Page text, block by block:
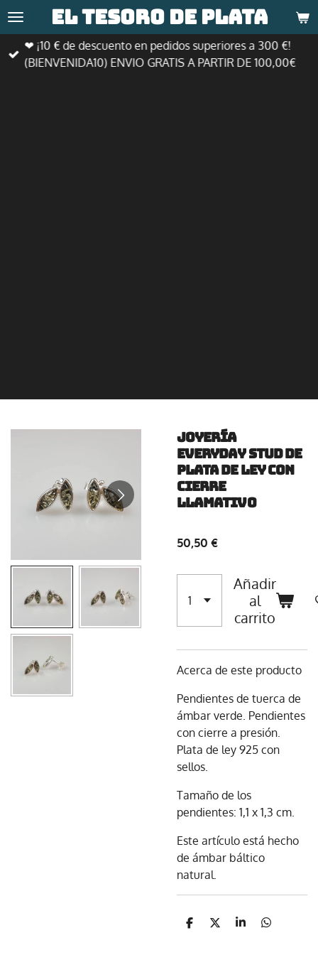
Ir
al
contenido
principal
El tesoro de plata
❤ ¡10 € de descuento en pedidos superiores a 300 €!
(BIENVENIDA10) ENVIO GRATIS A PARTIR DE 100,00€
Joyería
Everyday Stud de
plata de ley con
cierre
llamativo
50,50 €
Añadir
al
carrito
Acerca de este producto
Pendientes de tuerca de
ámbar verde. Pendientes
con cierre a presión.
Plata de ley 925 con
sellos.
Tamaño de los
pendientes: 1,1 x 1,3 cm.
Este artículo está hecho
de ámbar báltico
natural.
C
C
C
C